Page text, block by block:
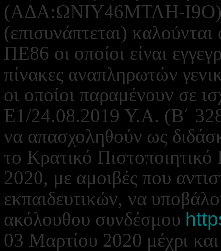
(ΑΔΑ:ΩΝΙΥ46ΜΤΛΗ-Ι9Ο)
(επισυνάπτεται)
ΠΕ86 οι οποίοι είναι
πίνακες αναπληρωτών
οι οποίοι παραμένουν σε
Ε1/24.08.2019 Υ.Α. (Β΄
να απασχοληθούν ως
το Κρατικό
2020, με αμοιβές που
εκπαιδευτικών, να
ακόλουθου συνδέσμου
03 Μαρτίου 2020 μέχρι